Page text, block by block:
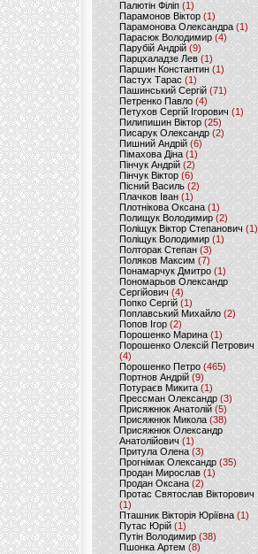
Палютін Філіп(1)
Парамонов Віктор (1)
Парамонова Олександра(1)
Парасюк Володимир(4)
Парубій Андрій (9)
Парцхаладзе Лев (1)
Паршин Константин(1)
Пастух Тарас (1)
Пашинський Сергій (71)
Петренко Павло (4)
Петухов Сергій Ігорович (1)
Пилипишин Віктор(25)
Писарук Олександр(2)
Пишний Андрій (6)
Пімахова Діна(1)
Пінчук Андрій(2)
Пінчук Віктор (6)
Пісний Василь (2)
Плачков Іван(1)
Плотнікова Оксана (1)
Полищук Володимир(2)
Поліщук Віктор Степанович(1)
Поліщук Володимир (1)
Полторак Степан(3)
Поляков Максим (7)
Понамарчук Дмитро (1)
Пономарьов Олександр
Сергійович(4)
Попко Сергій (1)
Поплавський Михайло (2)
Попов Ігор(2)
Порошенко Марина (1)
Порошенко Олексій Петрович
(4)
Порошенко Петро (465)
Портнов Андрій (9)
Потураєв Микита(1)
Прессман Олександр(3)
Присяжнюк Анатолій (5)
Присяжнюк Микола (38)
Присяжнюк Олександр
Анатолійович (1)
Притула Олена (3)
Прогнімак Олександр(35)
Продан Мирослав(1)
Продан Оксана (2)
Протас Святослав Вікторович
(1)
Пташник Вікторія Юріївна (1)
Путас Юрій (1)
Путін Володимир(38)
Пшонка Артем (8)